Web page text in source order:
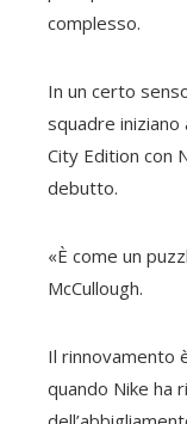
complesso.
In un certo
squadre
City Edition con
debutto.
«È come un
McCullough.
Il rinnovamento
quando Nike ha